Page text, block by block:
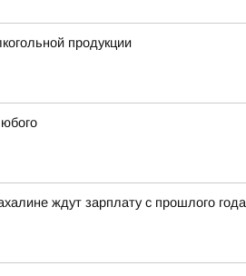
продукции
ждут зарплату с прошлого года